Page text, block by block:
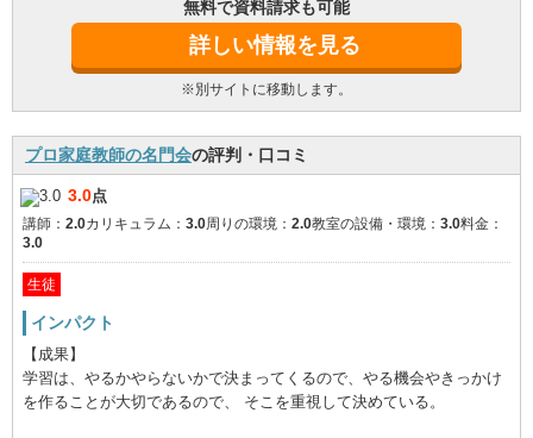
無料で資料請求も可能
詳しい情報を見る
※別サイトに移動します。
プロ家庭教師の名門会の評判・口コミ
3.0点
講師： 2.0カリキュラム： 3.0周りの環境： 2.0教室の設備・環境： 3.0料金：
3.0
生徒
インパクト
【成果】
学習は、やるかやらないかで決まってくるので、やる機会やきっかけ
を作ることが大切であるので、 そこを重視して決めている。